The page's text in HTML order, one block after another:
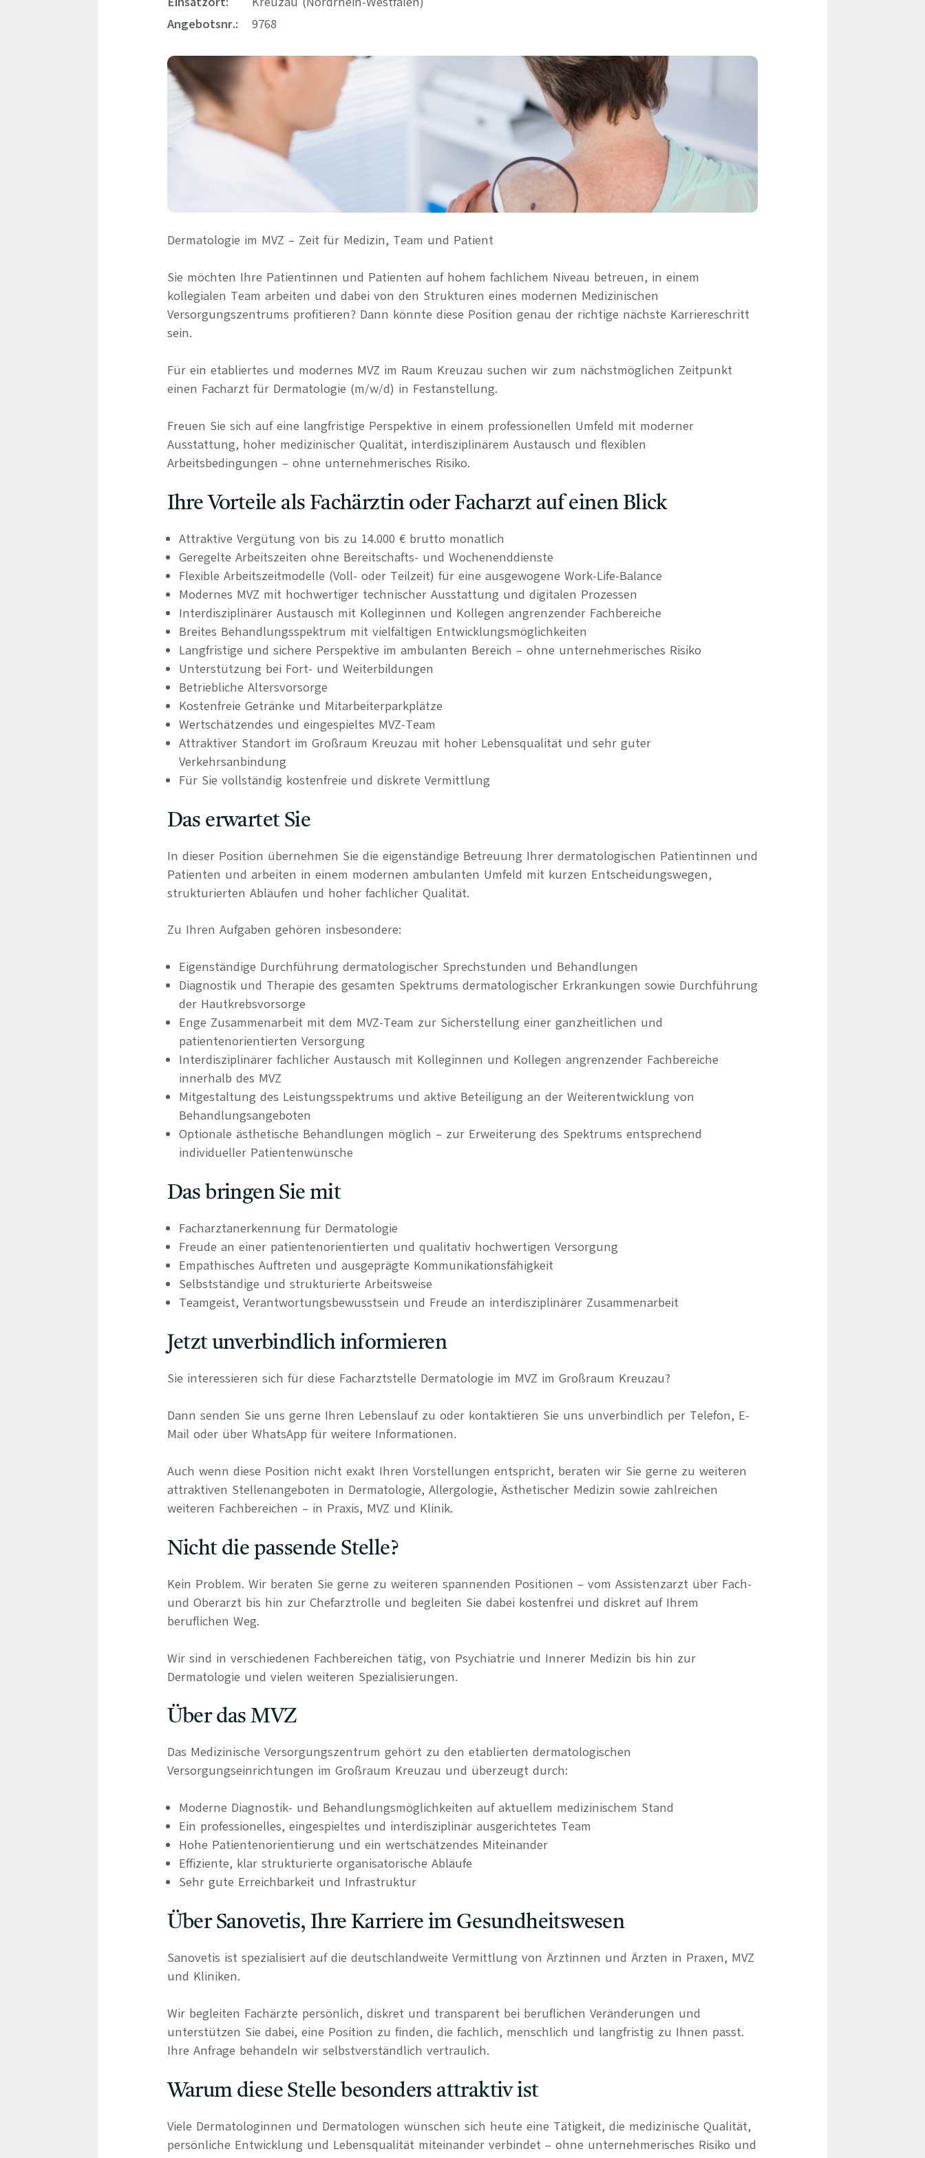
Fragen & Antworten
Bewerbungscoach
Empfehlungsprogramm
Sanovetis Care+
Angebotsnr.:
9768
Dermatologie im MVZ – Zeit für Medizin, Team und Patient
Sie möchten Ihre Patientinnen und Patienten auf hohem fachlichem Niveau betreuen, in einem
kollegialen Team arbeiten und dabei von den Strukturen eines modernen Medizinischen
Versorgungszentrums profitieren? Dann könnte diese Position genau der richtige nächste Karriereschritt
sein.
Für ein etabliertes und modernes MVZ im Raum Kreuzau suchen wir zum nächstmöglichen Zeitpunkt
einen Facharzt für Dermatologie (m/w/d) in Festanstellung.
Freuen Sie sich auf eine langfristige Perspektive in einem professionellen Umfeld mit moderner
Ausstattung, hoher medizinischer Qualität, interdisziplinärem Austausch und flexiblen
Arbeitsbedingungen – ohne unternehmerisches Risiko.
Ihre Vorteile als Fachärztin oder Facharzt auf einen Blick
Attraktive Vergütung von bis zu 14.000 € brutto monatlich
Geregelte Arbeitszeiten ohne Bereitschafts- und Wochenenddienste
Flexible Arbeitszeitmodelle (Voll- oder Teilzeit) für eine ausgewogene Work-Life-Balance
Modernes MVZ mit hochwertiger technischer Ausstattung und digitalen Prozessen
Interdisziplinärer Austausch mit Kolleginnen und Kollegen angrenzender Fachbereiche
Breites Behandlungsspektrum mit vielfältigen Entwicklungsmöglichkeiten
Langfristige und sichere Perspektive im ambulanten Bereich – ohne unternehmerisches Risiko
Unterstützung bei Fort- und Weiterbildungen
Betriebliche Altersvorsorge
Kostenfreie Getränke und Mitarbeiterparkplätze
Wertschätzendes und eingespieltes MVZ-Team
Attraktiver Standort im Großraum Kreuzau mit hoher Lebensqualität und sehr guter
Verkehrsanbindung
Für Sie vollständig kostenfreie und diskrete Vermittlung
Das erwartet Sie
In dieser Position übernehmen Sie die eigenständige Betreuung Ihrer dermatologischen Patientinnen und
Patienten und arbeiten in einem modernen ambulanten Umfeld mit kurzen Entscheidungswegen,
strukturierten Abläufen und hoher fachlicher Qualität.
Zu Ihren Aufgaben gehören insbesondere:
Eigenständige Durchführung dermatologischer Sprechstunden und Behandlungen
Diagnostik und Therapie des gesamten Spektrums dermatologischer Erkrankungen sowie Durchführung
der Hautkrebsvorsorge
Enge Zusammenarbeit mit dem MVZ-Team zur Sicherstellung einer ganzheitlichen und
patientenorientierten Versorgung
Interdisziplinärer fachlicher Austausch mit Kolleginnen und Kollegen angrenzender Fachbereiche
innerhalb des MVZ
Mitgestaltung des Leistungsspektrums und aktive Beteiligung an der Weiterentwicklung von
Behandlungsangeboten
Optionale ästhetische Behandlungen möglich – zur Erweiterung des Spektrums entsprechend
individueller Patientenwünsche
Das bringen Sie mit
Facharztanerkennung für Dermatologie
Freude an einer patientenorientierten und qualitativ hochwertigen Versorgung
Empathisches Auftreten und ausgeprägte Kommunikationsfähigkeit
Selbstständige und strukturierte Arbeitsweise
Teamgeist, Verantwortungsbewusstsein und Freude an interdisziplinärer Zusammenarbeit
Jetzt unverbindlich informieren
Sie interessieren sich für diese Facharztstelle Dermatologie im MVZ im Großraum Kreuzau?
Dann senden Sie uns gerne Ihren Lebenslauf zu oder kontaktieren Sie uns unverbindlich per Telefon, E-
Mail oder über WhatsApp für weitere Informationen.
Auch wenn diese Position nicht exakt Ihren Vorstellungen entspricht, beraten wir Sie gerne zu weiteren
attraktiven Stellenangeboten in Dermatologie, Allergologie, Ästhetischer Medizin sowie zahlreichen
weiteren Fachbereichen – in Praxis, MVZ und Klinik.
Nicht die passende Stelle?
Kein Problem. Wir beraten Sie gerne zu weiteren spannenden Positionen – vom Assistenzarzt über Fach-
und Oberarzt bis hin zur Chefarztrolle und begleiten Sie dabei kostenfrei und diskret auf Ihrem
beruflichen Weg.
Wir sind in verschiedenen Fachbereichen tätig, von Psychiatrie und Innerer Medizin bis hin zur
Dermatologie und vielen weiteren Spezialisierungen.
Über das MVZ
Das Medizinische Versorgungszentrum gehört zu den etablierten dermatologischen
Versorgungseinrichtungen im Großraum Kreuzau und überzeugt durch:
Moderne Diagnostik- und Behandlungsmöglichkeiten auf aktuellem medizinischem Stand
Ein professionelles, eingespieltes und interdisziplinär ausgerichtetes Team
Hohe Patientenorientierung und ein wertschätzendes Miteinander
Effiziente, klar strukturierte organisatorische Abläufe
Sehr gute Erreichbarkeit und Infrastruktur
Über Sanovetis, Ihre Karriere im Gesundheitswesen
Sanovetis ist spezialisiert auf die deutschlandweite Vermittlung von Ärztinnen und Ärzten in Praxen, MVZ
und Kliniken.
Wir begleiten Fachärzte persönlich, diskret und transparent bei beruflichen Veränderungen und
unterstützen Sie dabei, eine Position zu finden, die fachlich, menschlich und langfristig zu Ihnen passt.
Ihre Anfrage behandeln wir selbstverständlich vertraulich.
Warum diese Stelle besonders attraktiv ist
Viele Dermatologinnen und Dermatologen wünschen sich heute eine Tätigkeit, die medizinische Qualität,
persönliche Entwicklung und Lebensqualität miteinander verbindet – ohne unternehmerisches Risiko und